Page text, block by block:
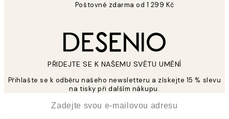
Poštovné zdarma od 1 299 Kč
PŘIDEJTE SE K NAŠEMU SVĚTU UMĚNÍ
Přihlašte se k odběru našeho newsletteru a získejte 15 % slevu
na tisky při dalším nákupu.